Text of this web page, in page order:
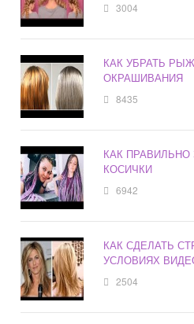
3004
КАК УБРАТЬ
ОКРАШИВАНИЯ
8435
КАК
КОСИЧКИ
6942
КАК СДЕЛАТЬ
УСЛОВИЯХ
2504